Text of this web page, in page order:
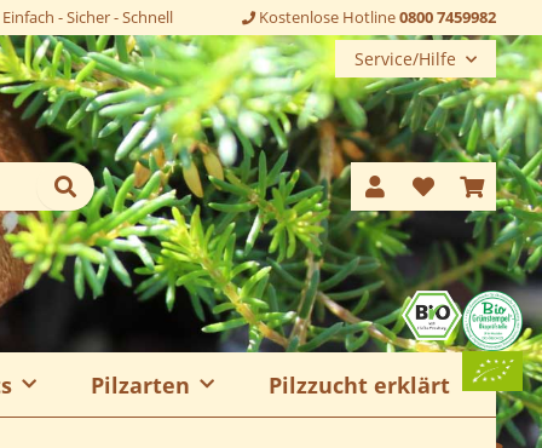
Einfach - Sicher - Schnell Kostenlose Hotline0800 7459982
Service/Hilfe
Pilzarten Pilzzucht erklärt